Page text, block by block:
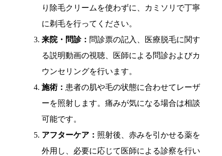
り除毛クリームを使わずに、カミソリで丁寧
に剃毛を行ってください。
来院・問診： 問診票の記入、医療脱毛に関す
る説明動画の視聴、医師による問診およびカ
ウンセリングを行います。
施術： 患者の肌や毛の状態に合わせてレーザ
ーを照射します。痛みが気になる場合は相談
可能です。
アフターケア： 照射後、赤みを引かせる薬を
外用し、必要に応じて医師による診察を行い